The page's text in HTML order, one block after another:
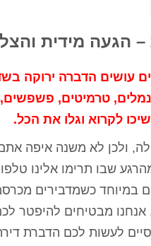
הגעה מידית
טרמיטים,
לקרוא וגלו את הכל.
ולכן לא משנה איפה
שבו תרימו אלינו
במיוחד כשמדבירים
מבטיחים להיפטר
לעשות לכם הדברת